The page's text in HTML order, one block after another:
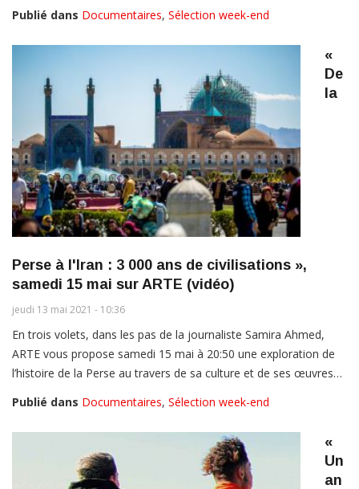
Publié dans Documentaires, Sélection week-end
«
De
la
Perse à l'Iran : 3 000 ans de civilisations »,
samedi 15 mai sur ARTE (vidéo)
jeudi 13 mai 2021 - 10:36
En trois volets, dans les pas de la journaliste Samira Ahmed,
ARTE vous propose samedi 15 mai à 20:50 une exploration de
l’histoire de la Perse au travers de sa culture et de ses œuvres…
Publié dans Documentaires, Sélection week-end
«
Un
an